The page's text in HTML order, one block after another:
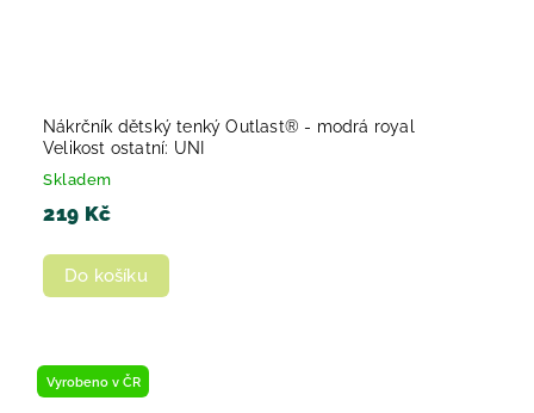
Nákrčník dětský tenký Outlast® - modrá royal
Velikost ostatní: UNI
Skladem
219 Kč
Do košíku
Vyrobeno v ČR